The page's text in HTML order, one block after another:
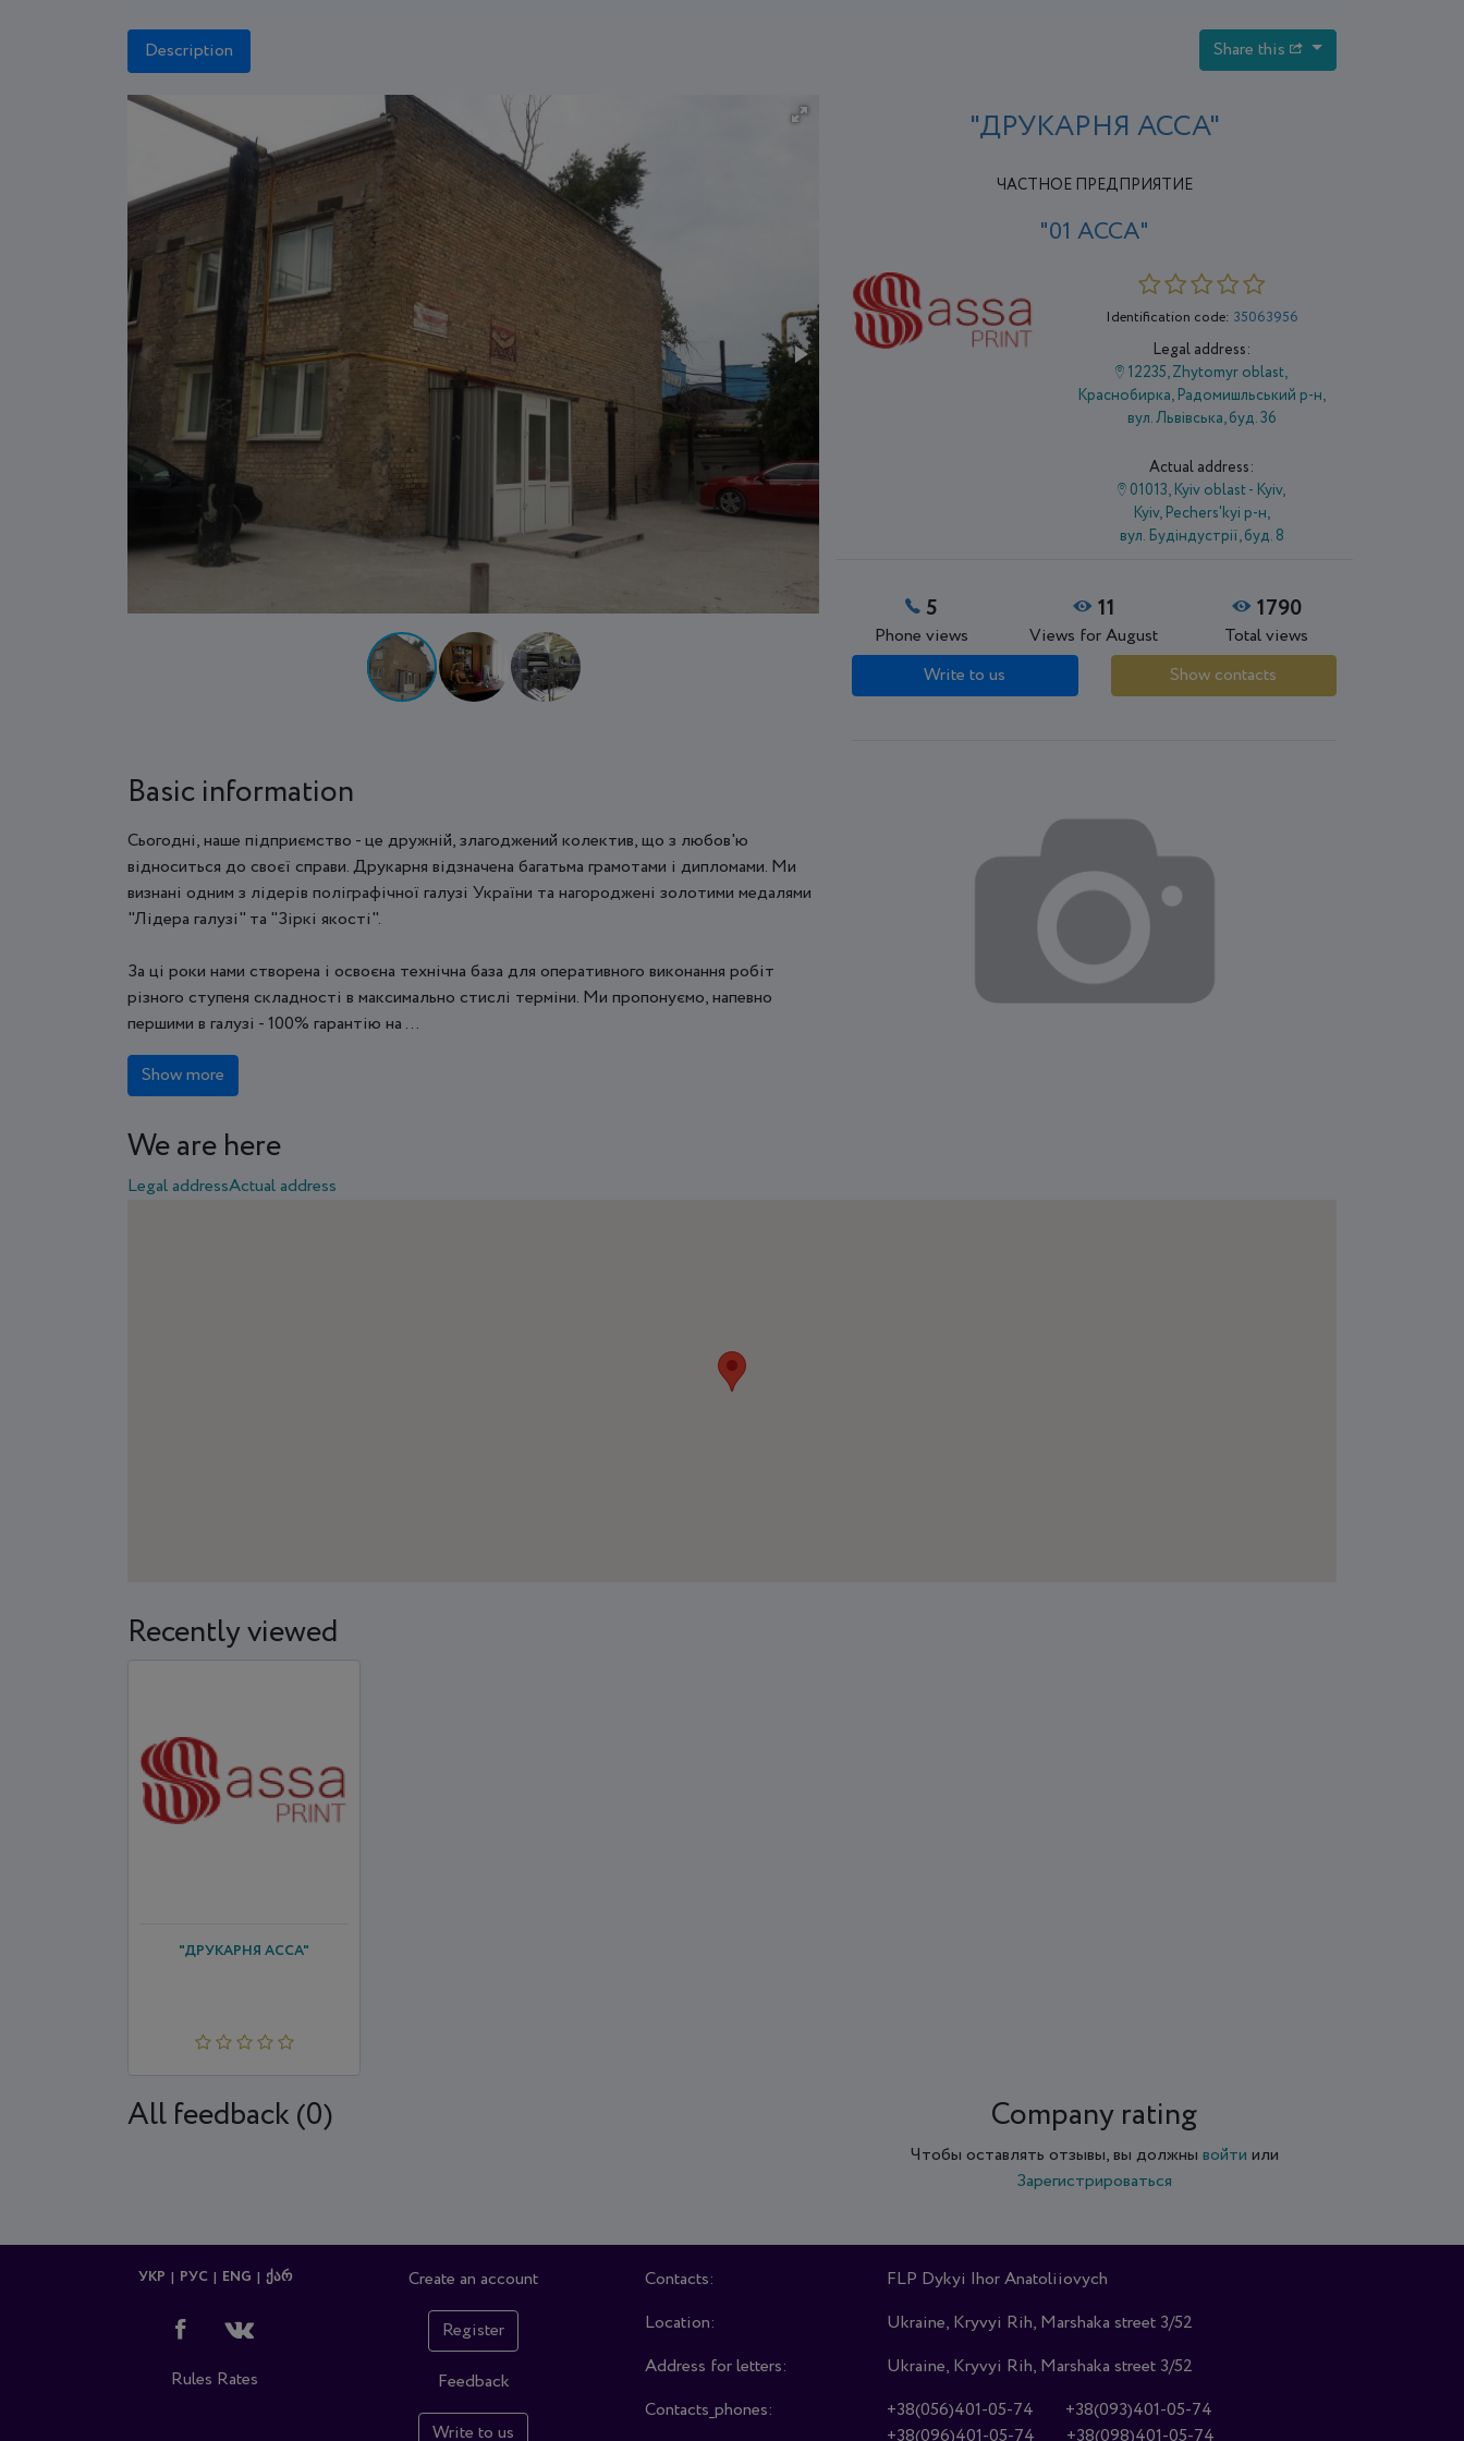
Description Share this
"ДРУКАРНЯ АССА"
ЧАСТНОЕ ПРЕДПРИЯТИЕ
"01 АССА"
Identification code: 35063956
Legal address:
12235, Zhytomyr oblast,
Краснобирка, Радомишльський р-н,
вул. Львівська, буд. 36
Actual address:
01013, Kyiv oblast - Kyiv,
Kyiv, Pechers'kyi р-н,
вул. Будіндустрії, буд. 8
5
Phone views
11
Views for August
1790
Total views
Write to us
Show contacts
Basic information
Сьогодні, наше підприємство - це дружній, злагоджений колектив, що з любов'ю
відноситься до своєї справи. Друкарня відзначена багатьма грамотами і дипломами. Ми
визнані одним з лідерів поліграфічної галузі України та нагороджені золотими медалями
"Лідера галузі" та "Зіркі якості".
За ці роки нами створена і освоєна технічна база для оперативного виконання робіт
різного ступеня складності в максимально стислі терміни. Ми пропонуємо, напевно
першими в галузі - 100% гарантію на ...
Show more
We are here
Legal addressActual address
Recently viewed
"ДРУКАРНЯ АССА"
All feedback (0) Company rating
Чтобы оставлять отзывы, вы должны войти или
Зарегистрироваться
УКР РУС ENG ᲥᲐᲠ
Rules Rates
Create an account
Register
Feedback
Write to us
Contacts:
FLP Dykyi Ihor Anatoliiovych
Location:
Ukraine, Kryvyi Rih, Marshaka street 3/52
Address for letters:
Ukraine, Kryvyi Rih, Marshaka street 3/52
Contacts_phones:
+38(056)401-05-74
+38(093)401-05-74
+38(096)401-05-74
+38(098)401-05-74